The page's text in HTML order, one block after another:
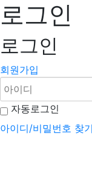
로그인
로그인
회원가입
자동로그인
아이디/비밀번호 찾기